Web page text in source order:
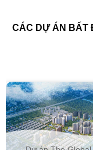
CÁC DỰ ÁN BẤT